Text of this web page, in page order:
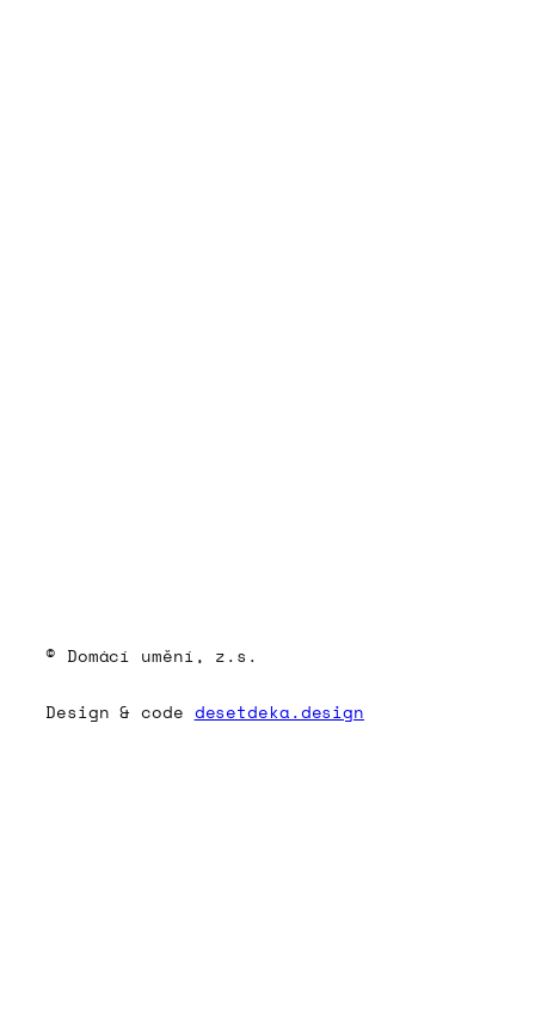
© Domácí umění, z.s.
Design & code desetdeka.design